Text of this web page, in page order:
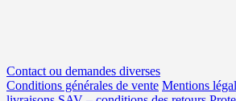
Contact ou demandes diverses
Conditions générales de vente Mentions